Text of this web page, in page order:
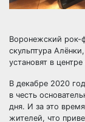
Воронежский рок-
скульптура
установят в
В декабре 2020
в честь
дня. И за это
жителей, что